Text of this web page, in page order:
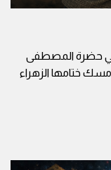
في حضرة المصطفى
ختامها الزهراء